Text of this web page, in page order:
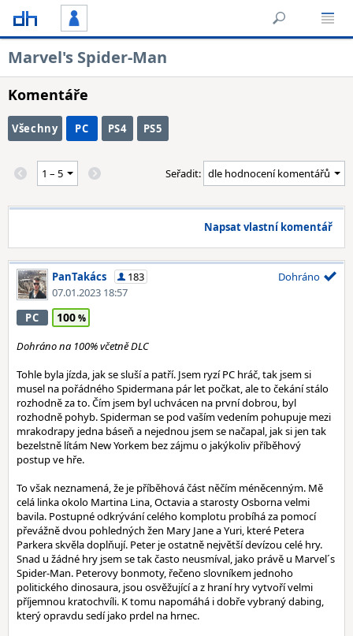
Marvel's Spider-Man
Komentáře
Všechny PC PS4 PS5
Seřadit:
Napsat vlastní komentář
PanTakács
183
07.01.2023 18:57
Dohráno
PC 100
Dohráno na 100% včetně DLC
Tohle byla jízda, jak se sluší a patří. Jsem ryzí PC hráč, tak jsem si
musel na pořádného Spidermana pár let počkat, ale to čekání stálo
rozhodně za to. Čím jsem byl uchvácen na první dobrou, byl
rozhodně pohyb. Spiderman se pod vaším vedením pohupuje mezi
mrakodrapy jedna báseň a nejednou jsem se načapal, jak si jen tak
bezelstně lítám New Yorkem bez zájmu o jakýkoliv příběhový
postup ve hře.
To však neznamená, že je příběhová část něčím méněcenným. Mě
celá linka okolo Martina Lina, Octavia a starosty Osborna velmi
bavila. Postupné odkrývání celého komplotu probíhá za pomocí
převážně dvou pohledných žen Mary Jane a Yuri, které Petera
Parkera skvěla doplňují. Peter je ostatně největší devízou celé hry.
Snad u žádné hry jsem se tak často neusmíval, jako právě u Marvel´s
Spider-Man. Peterovy bonmoty, řečeno slovníkem jednoho
politického dinosaura, jsou osvěžující a z hraní hry vytvoří velmi
příjemnou kratochvíli. K tomu napomáhá i dobře vybraný dabing,
který opravdu sedí jako prdel na hrnec.